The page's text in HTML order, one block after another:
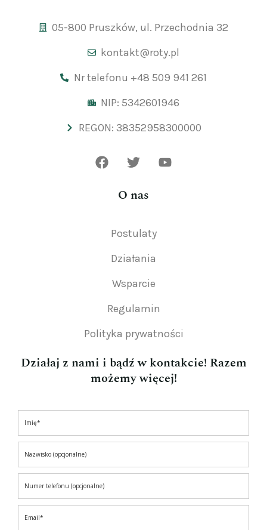
05-800 Pruszków, ul. Przechodnia 32
kontakt@roty.pl
Nr telefonu +48 509 941 261
NIP: 5342601946
REGON: 38352958300000
O nas
Postulaty
Działania
Wsparcie
Regulamin
Polityka prywatności
Działaj z nami i bądź w kontakcie! Razem
możemy więcej!